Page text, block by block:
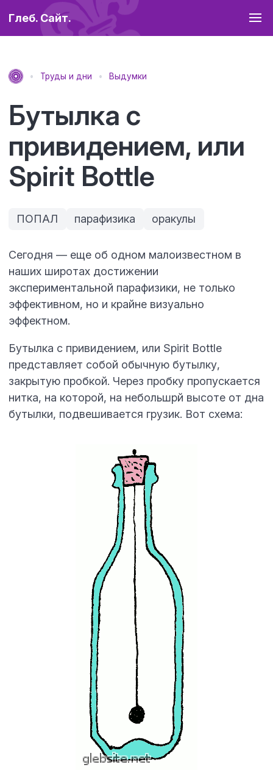
Глеб. Сайт.
Труды и дни Выдумки
Бутылка с
привидением, или
Spirit Bottle
ПОПАЛ парафизика оракулы
Сегодня — еще об одном малоизвестном в
наших широтах достижении
экспериментальной парафизики, не только
эффективном, но и крайне визуально
эффектном.
Бутылка с привидением, или Spirit Bottle
представляет собой обычную бутылку,
закрытую пробкой. Через пробку пропускается
нитка, на которой, на небольшрй высоте от дна
бутылки, подвешивается грузик. Вот схема: